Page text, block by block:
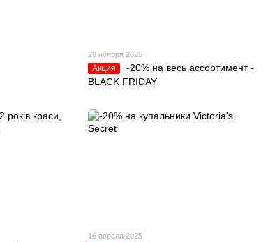
28 ноября 2025
Акция
-20% на весь ассортимент -
BLACK FRIDAY
16 апреля 2025